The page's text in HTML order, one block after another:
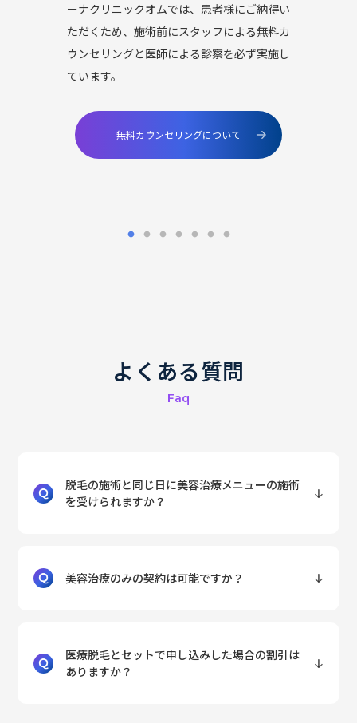
ーナクリニックオムでは、患者様にご納得い
ただくため、施術前にスタッフによる無料カ
ウンセリングと医師による診察を必ず実施し
ています。
無料カウンセリングについて
よくある質問
Faq
脱毛の施術と同じ日に美容治療メニューの施術
を受けられますか？
美容治療のみの契約は可能ですか？
医療脱毛とセットで申し込みした場合の割引は
ありますか？